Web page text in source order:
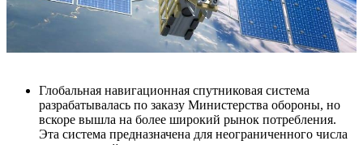
Глобальная навигационная спутниковая система
разрабатывалась по заказу Министерства обороны, но
вскоре вышла на более широкий рынок потребления.
Эта система предназначена для неограниченного числа